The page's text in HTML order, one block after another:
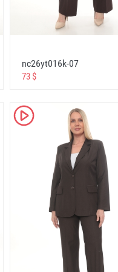
the manufacturer
ملابس
Turkey
bayan giyim
bulk from the
от
nc26yt016k-07
73 $
K